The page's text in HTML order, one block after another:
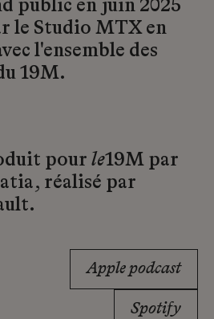
public en juin 2025
le Studio MTX en
l'ensemble des
19M.
pour le19M par
réalisé par
Apple podcast
Spotify